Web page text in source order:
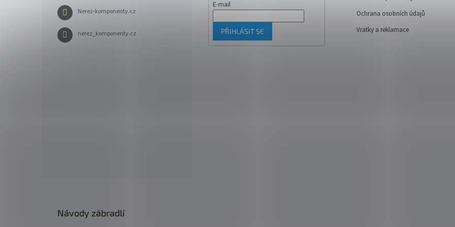
Nerez-komponenty.cz
nerez_komponenty.cz
E-mail
PŘIHLÁSIT SE
Ochrana osobních údajů
Vratky a reklamace
Návody zábradlí